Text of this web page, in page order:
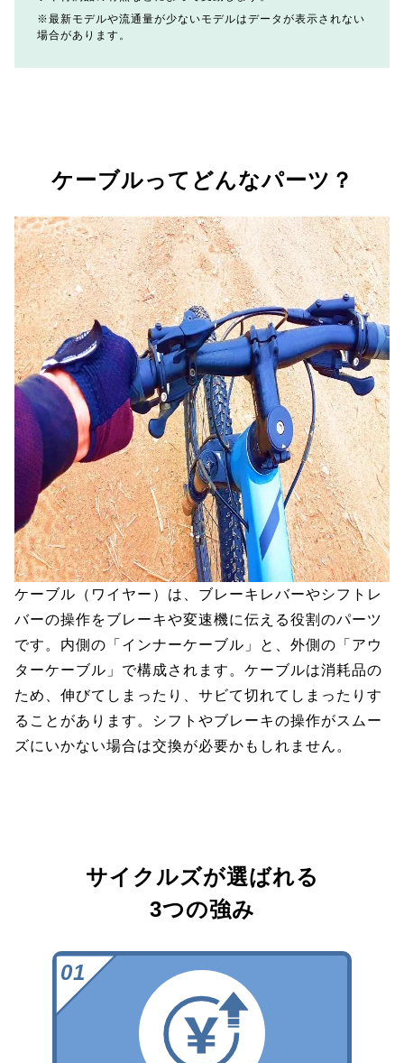
最新モデルや流通量が少ないモデルはデータが表示されない
場合があります。
ケーブルってどんなパーツ？
ケーブル（ワイヤー）は、ブレーキレバーやシフトレ
バーの操作をブレーキや変速機に伝える役割のパーツ
です。内側の「インナーケーブル」と、外側の「アウ
ターケーブル」で構成されます。ケーブルは消耗品の
ため、伸びてしまったり、サビて切れてしまったりす
ることがあります。シフトやブレーキの操作がスムー
ズにいかない場合は交換が必要かもしれません。
サイクルズが選ばれる
3つの強み